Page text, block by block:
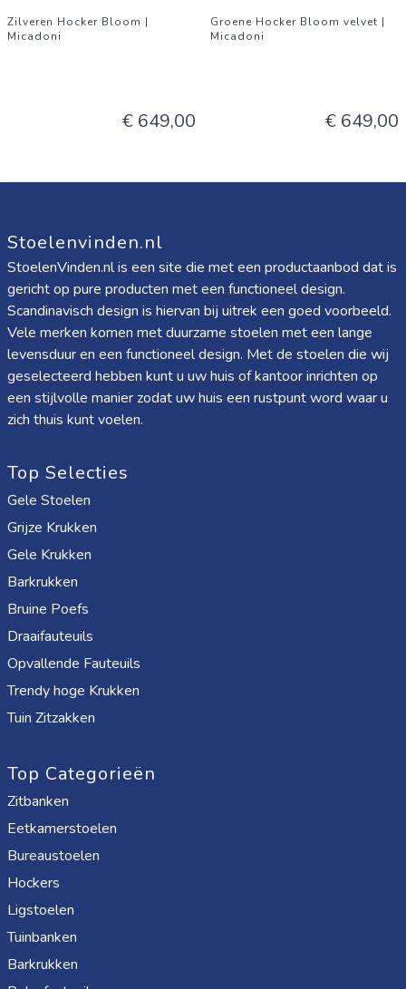
Zilveren Hocker Bloom |
Micadoni
€ 649,00
Groene Hocker Bloom velvet |
Micadoni
€ 649,00
Stoelenvinden.nl
StoelenVinden.nl is een site die met een productaanbod dat is
gericht op pure producten met een functioneel design.
Scandinavisch design is hiervan bij uitrek een goed voorbeeld.
Vele merken komen met duurzame stoelen met een lange
levensduur en een functioneel design. Met de stoelen die wij
geselecteerd hebben kunt u uw huis of kantoor inrichten op
een stijlvolle manier zodat uw huis een rustpunt word waar u
zich thuis kunt voelen.
Top Selecties
Gele Stoelen
Grijze Krukken
Gele Krukken
Barkrukken
Bruine Poefs
Draaifauteuils
Opvallende Fauteuils
Trendy hoge Krukken
Tuin Zitzakken
Top Categorieën
Zitbanken
Eetkamerstoelen
Bureaustoelen
Hockers
Ligstoelen
Tuinbanken
Barkrukken